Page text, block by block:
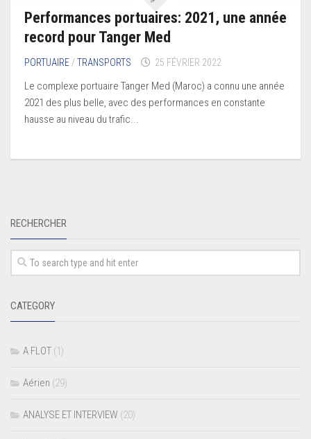
Performances portuaires: 2021, une année
record pour Tanger Med
PORTUAIRE /TRANSPORTS 25 FÉVRIER 2022
Le complexe portuaire Tanger Med (Maroc) a connu une année
2021 des plus belle, avec des performances en constante
hausse au niveau du trafic...
RECHERCHER
CATEGORY
A FLOT (1)
Aérien (29)
ANALYSE ET INTERVIEW (20)